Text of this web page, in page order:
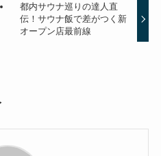
都内サウナ巡りの達人直
伝！サウナ飯で差がつく新
オープン店最前線